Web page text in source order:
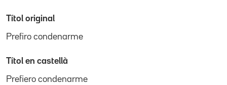
Títol original
Prefiro condenarme
Títol en castellà
Prefiero condenarme